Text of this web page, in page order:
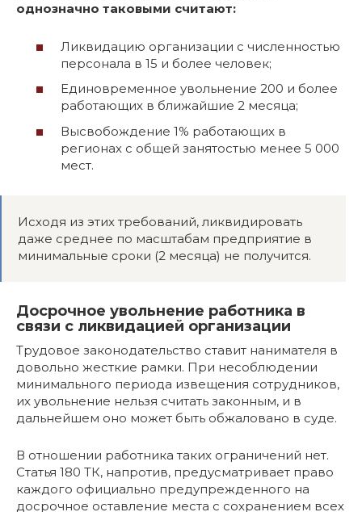
однозначно таковыми считают:
Ликвидацию организации с численностью
персонала в 15 и более человек;
Единовременное увольнение 200 и более
работающих в ближайшие 2 месяца;
Высвобождение 1% работающих в
регионах с общей занятостью менее 5 000
мест.
Исходя из этих требований, ликвидировать
даже среднее по масштабам предприятие в
минимальные сроки (2 месяца) не получится.
Досрочное увольнение работника в
связи с ликвидацией организации
Трудовое законодательство ставит нанимателя в
довольно жесткие рамки. При несоблюдении
минимального периода извещения сотрудников,
их увольнение нельзя считать законным, и в
дальнейшем оно может быть обжаловано в суде.
В отношении работника таких ограничений нет.
Статья 180 ТК, напротив, предусматривает право
каждого официально предупрежденного на
досрочное оставление места с сохранением всех